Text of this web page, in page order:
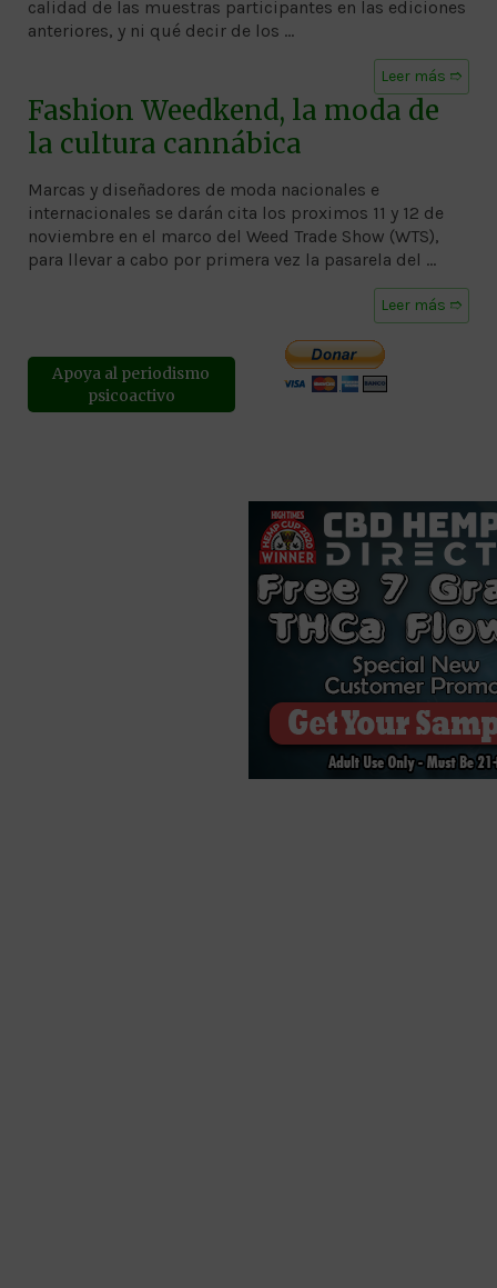
calidad de las muestras participantes en las ediciones
anteriores, y ni qué decir de los …
Leer más ➱
Fashion Weedkend, la moda de
la cultura cannábica
Marcas y diseñadores de moda nacionales e
internacionales se darán cita los proximos 11 y 12 de
noviembre en el marco del Weed Trade Show (WTS),
para llevar a cabo por primera vez la pasarela del …
Leer más ➱
Apoya al periodismo
psicoactivo